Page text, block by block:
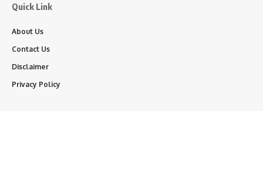
Quick Link
About Us
Contact Us
Disclaimer
Privacy Policy